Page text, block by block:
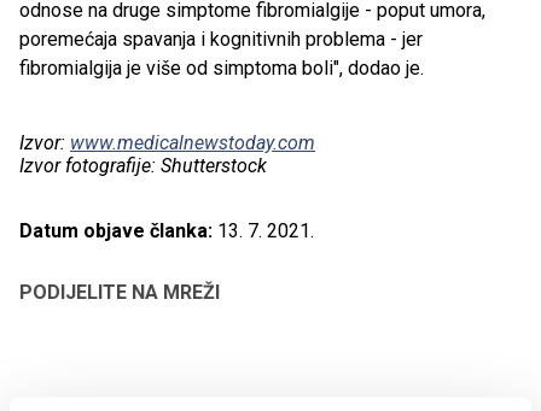
PODIJELITE NA MREŽI
odnose na druge simptome fibromialgije - poput umora,
poremećaja spavanja i kognitivnih problema - jer
fibromialgija je više od simptoma boli", dodao je.
Izvor: www.medicalnewstoday.com
Izvor fotografije: Shutterstock
Datum objave članka: 13. 7. 2021.